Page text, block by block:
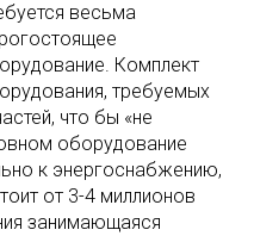
весьма
Комплект
требуемых
что бы «не
оборудование
к энергоснабжению,
от 3-4 миллионов
занимающаяся